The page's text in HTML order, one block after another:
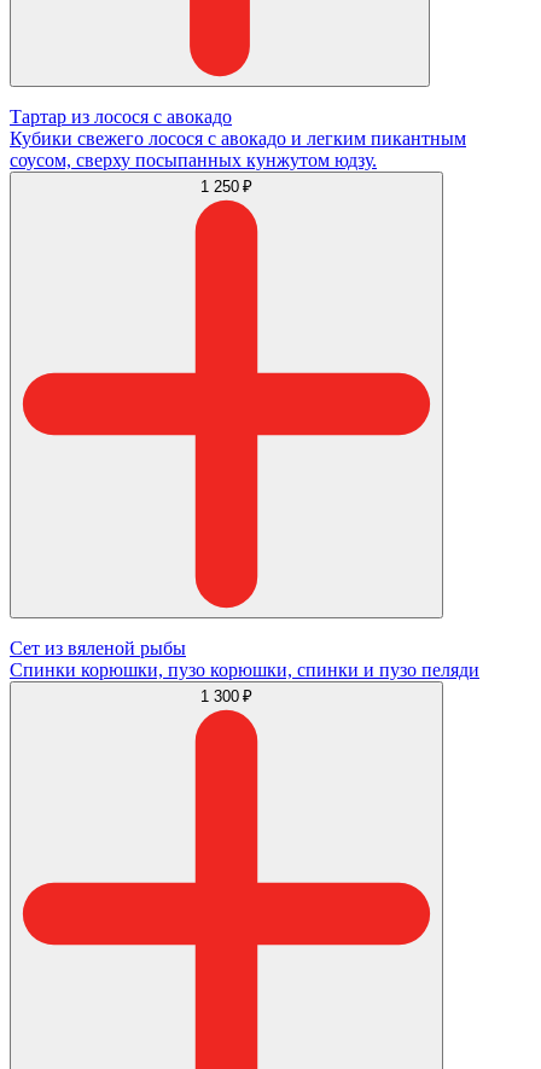
Тартар из лосося с авокадо
Кубики свежего лосося с авокадо и легким пикантным
соусом, сверху посыпанных кунжутом юдзу.
1 250 ₽
Сет из вяленой рыбы
Спинки корюшки, пузо корюшки, спинки и пузо пеляди
1 300 ₽